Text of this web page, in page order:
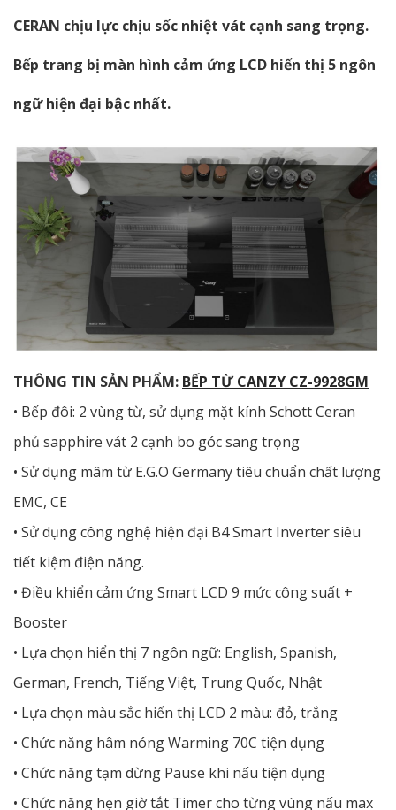
CERAN chịu lực chịu sốc nhiệt vát cạnh sang trọng.
Bếp trang bị màn hình cảm ứng LCD hiển thị 5 ngôn
ngữ hiện đại bậc nhất.
THÔNG TIN SẢN PHẨM: BẾP TỪ CANZY CZ-9928GM
• Bếp đôi: 2 vùng từ, sử dụng mặt kính Schott Ceran
phủ sapphire vát 2 cạnh bo góc sang trọng
• Sử dụng mâm từ E.G.O Germany tiêu chuẩn chất lượng
EMC, CE
• Sử dụng công nghệ hiện đại B4 Smart Inverter siêu
tiết kiệm điện năng.
• Điều khiển cảm ứng Smart LCD 9 mức công suất +
Booster
• Lựa chọn hiển thị 7 ngôn ngữ: English, Spanish,
German, French, Tiếng Việt, Trung Quốc, Nhật
• Lựa chọn màu sắc hiển thị LCD 2 màu: đỏ, trắng
• Chức năng hâm nóng Warming 70C tiện dụng
• Chức năng tạm dừng Pause khi nấu tiện dụng
• Chức năng hẹn giờ tắt Timer cho từng vùng nấu max